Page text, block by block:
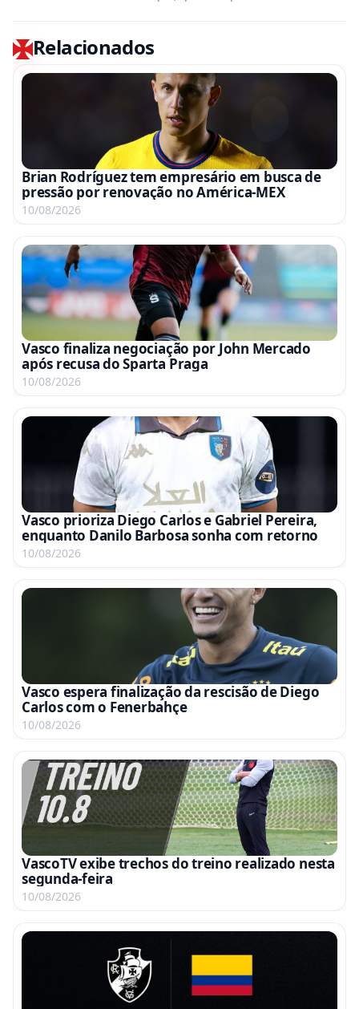
Relacionados
Brian Rodríguez tem empresário em busca de
pressão por renovação no América-MEX
10/08/2026
Vasco finaliza negociação por John Mercado
após recusa do Sparta Praga
10/08/2026
Vasco prioriza Diego Carlos e Gabriel Pereira,
enquanto Danilo Barbosa sonha com retorno
10/08/2026
Vasco espera finalização da rescisão de Diego
Carlos com o Fenerbahçe
10/08/2026
VascoTV exibe trechos do treino realizado nesta
segunda-feira
10/08/2026